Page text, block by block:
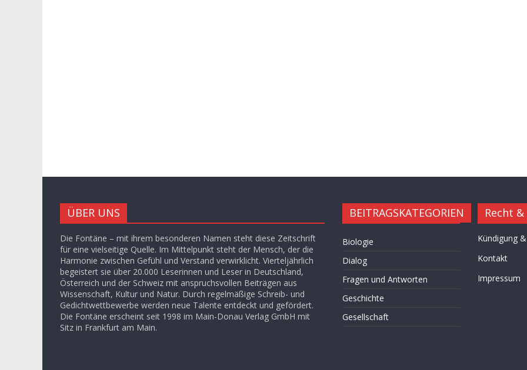
ÜBER UNS
Die Fontäne – mit ihrem besonderen Namen steht diese Zeitschrift
für eine vielseitige Quelle. Im Mittelpunkt steht der Mensch, der die
Harmonie zwischen Gefühl und Verstand verwirklicht. Vierteljährlich
begeistert sie über 20.000 Leserinnen und Leser in Deutschland,
Österreich und der Schweiz mit anspruchsvollen Beiträgen aus
Wissenschaft, Kultur und Natur. Durch regelmäßige Schreib- und
Gedichtwettbewerbe werden neue Talente entdeckt und gefördert.
Die Fontäne erscheint seit 1998 im Main-Donau Verlag GmbH mit
Sitz in Frankfurt am Main.
BEITRAGSKATEGORIEN
Biologie
Dialog
Fragen und Antworten
Geschichte
Gesellschaft
Recht
Kündigung
Kontakt
Impressum